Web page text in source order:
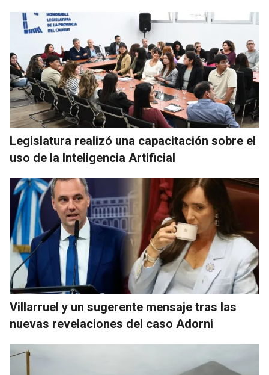
Legislatura realizó una capacitación sobre el
uso de la Inteligencia Artificial
Villarruel y un sugerente mensaje tras las
nuevas revelaciones del caso Adorni